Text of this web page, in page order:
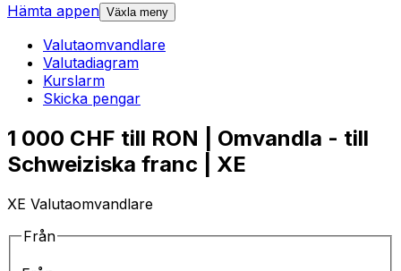
Hämta appen Växla meny
Valutaomvandlare
Valutadiagram
Kurslarm
Skicka pengar
1 000 CHF till RON | Omvandla - till
Schweiziska franc | XE
XE Valutaomvandlare
Från